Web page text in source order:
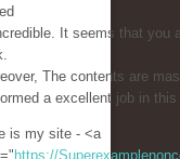
It seems that you
The contents are
a excellent job in
is my site - <a
https://